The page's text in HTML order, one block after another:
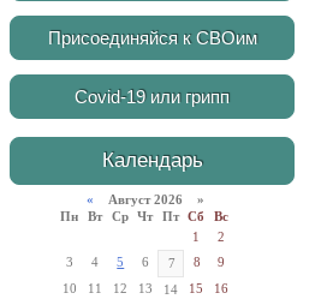
Присоединяйся к СВОим
Covid-19 или грипп
Календарь
« Август 2026 »
Пн
Вт Ср Чт Пт Сб
Вс
1
2
3
4 5 6 7 8
9
10
11 12 13 14 15 16